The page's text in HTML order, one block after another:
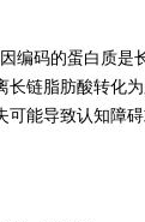
编码的蛋白质
长链脂肪酸转化
可能导致认知障